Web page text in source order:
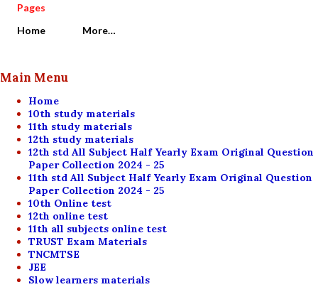
Pages
Home
More…
Main Menu
Home
10th study materials
11th study materials
12th study materials
12th std All Subject Half Yearly Exam Original Question
Paper Collection 2024 - 25
11th std All Subject Half Yearly Exam Original Question
Paper Collection 2024 - 25
10th Online test
12th online test
11th all subjects online test
TRUST Exam Materials
TNCMTSE
JEE
Slow learners materials